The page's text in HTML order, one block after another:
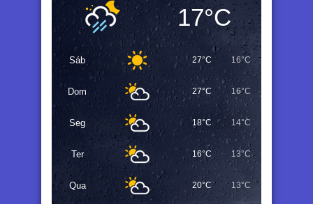
17°C
Sáb 27°C 16°C
Dom 27°C 16°C
Seg 18°C 14°C
Ter 16°C 13°C
Qua 20°C 13°C